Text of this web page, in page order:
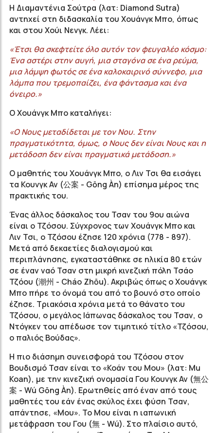
Η Διαμαντένια Σούτρα (λατ: Diamond Sutra)
αντηχεί στη διδασκαλία του Χουάνγκ Μπο, όπως
και στου Χούι Νενγκ. Λέει:
«Έτσι θα σκεφτείτε όλο αυτόν τον φευγαλέο κόσμο:
Ένα αστέρι στην αυγή, μια σταγόνα σε ένα ρεύμα,
μια λάμψη φωτός σε ένα καλοκαιρινό σύννεφο, μια
λάμπα που τρεμοπαίζει, ένα φάντασμα και ένα
όνειρο.»
Ο Χουάνγκ Μπο καταλήγει:
«Ο Νους μεταδίδεται με τον Νου. Στην
πραγματικότητα, όμως, ο Νους δεν είναι Νους και η
μετάδοση δεν είναι πραγματικά μετάδοση.»
Ο μαθητής του Χουάνγκ Μπο, ο Λιν Τσι θα εισάγει
τα Κουνγκ Αν (公案 - Gōng Àn) επίσημα μέρος της
πρακτικής του.
Ένας άλλος δάσκαλος του Τσαν του 9ου αιώνα
είναι ο Τζόσου. Σύγχρονος των Χουάνγκ Μπο και
Λιν Τσι, ο Τζόσου έζησε 120 χρόνια (778 - 897).
Μετά από δεκαετίες διαλογισμού και
περιπλάνησης, εγκαταστάθηκε σε ηλικία 80 ετών
σε έναν ναό Τσαν στη μικρή κινεζική πόλη Τσάο
Τζόου (潮州 - Cháo Zhōu). Ακριβώς όπως ο Χουάνγκ
Μπο πήρε το όνομά του από το βουνό στο οποίο
έζησε. Τριακόσια χρόνια μετά το θάνατο του
Τζόσου, ο μεγάλος Ιάπωνας δάσκαλος του Τσαν, ο
Ντόγκεν του απέδωσε τον τιμητικό τίτλο «Τζόσου,
ο παλιός Βούδας».
Η πιο διάσημη συνεισφορά του Τζόσου στον
Βουδισμό Τσαν είναι το «Κοάν του Μου» (λατ: Mu
Koan), με την κινεζική ονομασία Γου Κουνγκ Αν (無公
案 - Wú Gōng Àn). Ερωτηθείς από έναν από τους
μαθητές του εάν ένας σκύλος έχει φύση Τσαν,
απάντησε, «Μου». Το Μου είναι η ιαπωνική
μετάφραση του Γου (無 - Wú). Στο πλαίσιο αυτό,